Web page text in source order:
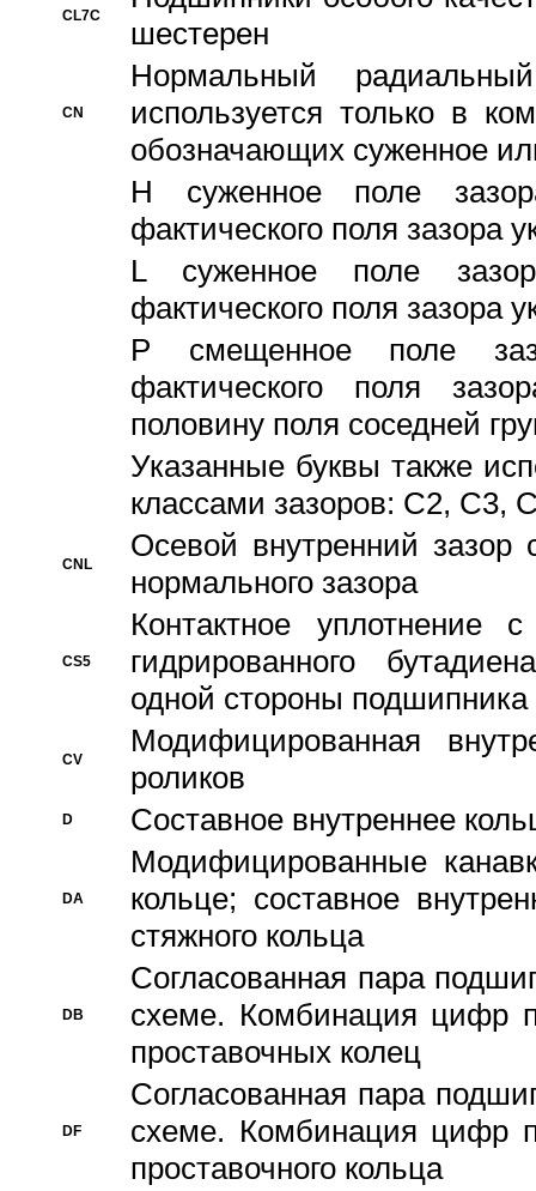
CL7C
шестерен
CN
Hормальный
используется только в
обозначающих суженное
H суженное поле
фактического поля зазора
L суженное поле
фактического поля зазора
P смещенное поле
фактического поля
половину поля соседней
Указанные буквы также
классами зазоров: С2,
CNL
Осевой внутренний зазор
нормального зазора
CS5
Контактное уплотнение
гидрированного
одной стороны подшипника
CV
Модифицированная
роликов
D Составное внутреннее
DA
Модифицированные
кольце; составное
стяжного кольца
DB
Согласованная пара
схеме. Комбинация цифр
проставочных колец
DF
Согласованная пара
схеме. Комбинация цифр
проставочного кольца